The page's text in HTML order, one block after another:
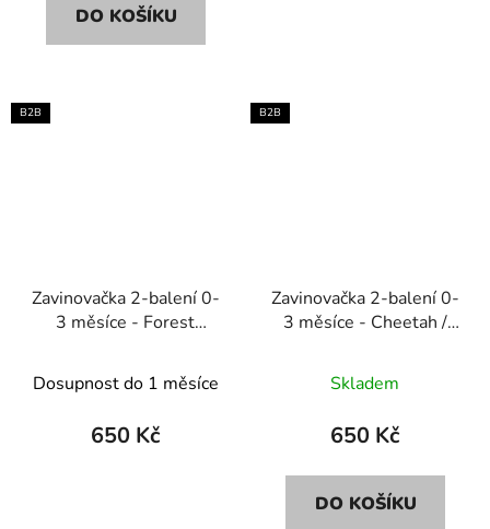
DO KOŠÍKU
B2B
Zavinovačka 2-balení 0-
3 měsíce - Forest
Dosupnost do 1 měsíce
650 Kč
B2B
Zavinovačka 2-balení 0-
3 měsíce - Cheetah /
Skladem
650 Kč
DO KOŠÍKU